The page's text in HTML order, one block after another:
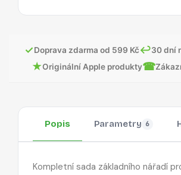
✓Doprava zdarma od 599 Kč↩30 dní
★Originální Apple produkty☎
Popis Parametry 6
Kompletní sada základního nářadí